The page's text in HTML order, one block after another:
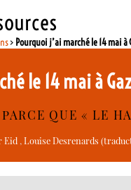
> Pourquoi j’ai marché le 14 mai
le 14 mai à
QUE « LE
Eid ,Louise Desrenards